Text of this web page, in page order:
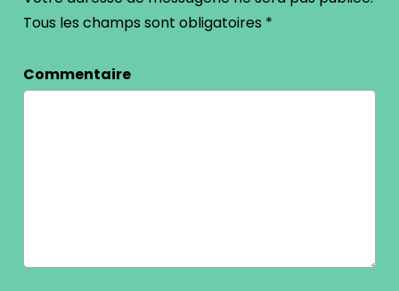
Tous les champs sont obligatoires *
Commentaire